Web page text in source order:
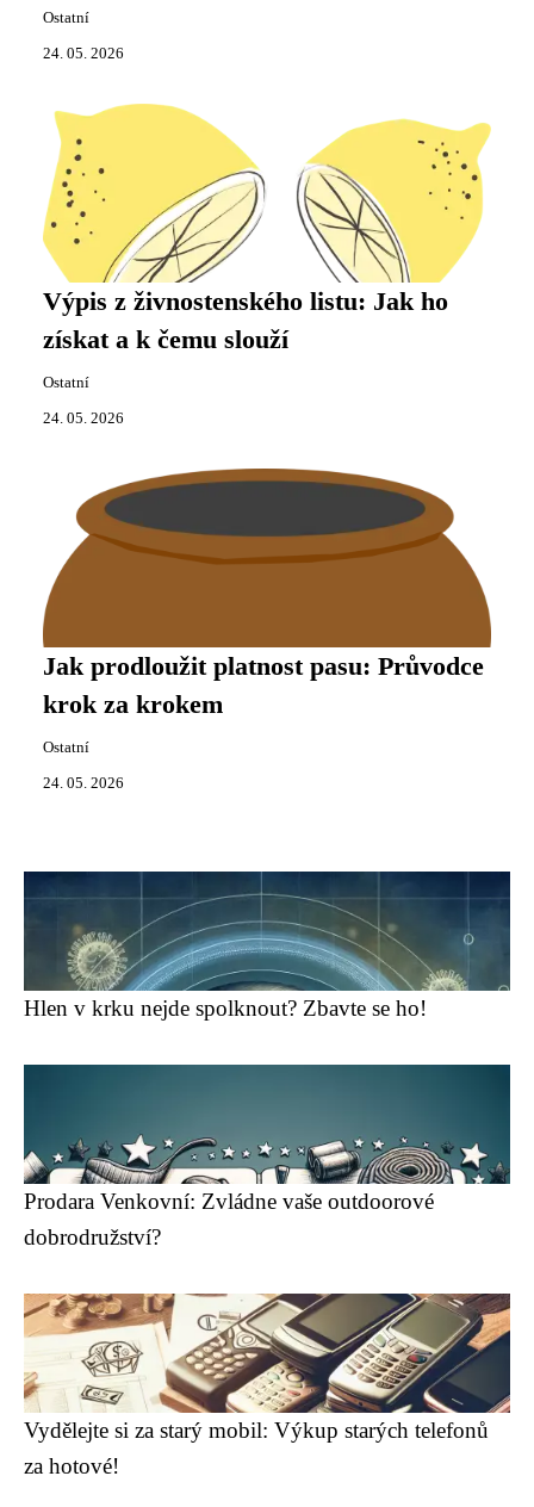
Ostatní
24. 05. 2026
Výpis z živnostenského listu: Jak ho
získat a k čemu slouží
Ostatní
24. 05. 2026
Jak prodloužit platnost pasu: Průvodce
krok za krokem
Ostatní
24. 05. 2026
Hlen v krku nejde spolknout? Zbavte se ho!
Prodara Venkovní: Zvládne vaše outdoorové
dobrodružství?
Vydělejte si za starý mobil: Výkup starých telefonů
za hotové!